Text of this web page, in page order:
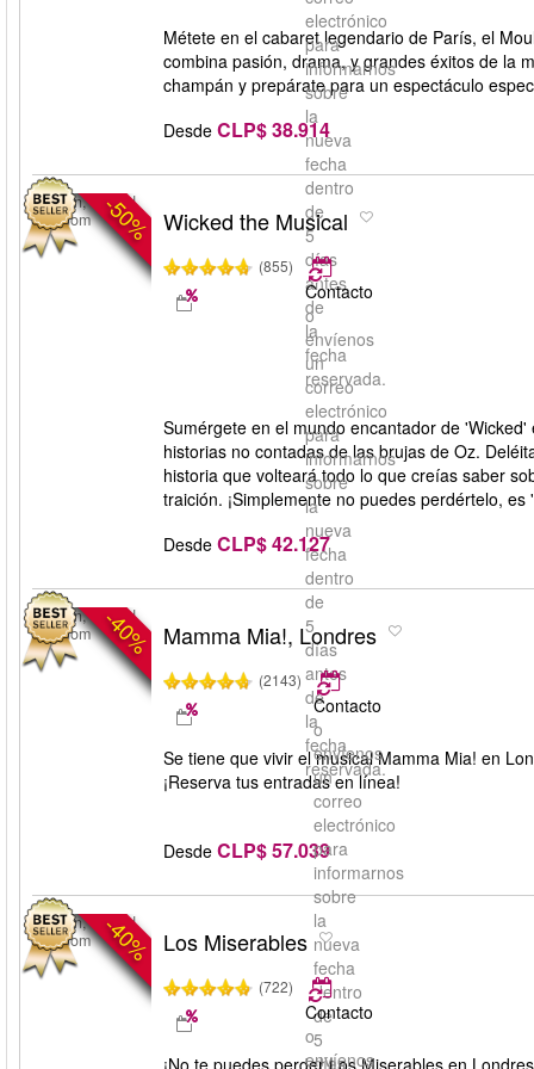
electrónico
para
informarnos
sobre
la
nueva
fecha
dentro
de
5
días
antes
de
la
fecha
reservada.
Métete en el cabaret legendario de París, el
combina pasión, drama, y grandes éxitos de la
champán y prepárate para un espectáculo
Desde CLP$ 38.914
-50%
London, United
Kingdom
Wicked the Musical
(855)
Contacto
o
envíenos
un
correo
electrónico
para
informarnos
sobre
la
nueva
fecha
dentro
de
5
días
antes
de
la
fecha
reservada.
Sumérgete en el mundo encantador de
historias no contadas de las brujas de Oz.
historia que volteará todo lo que creías saber
traición. ¡Simplemente no puedes perdértelo,
Desde CLP$ 42.127
-40%
London, United
Kingdom
Mamma Mia!, Londres
(2143)
Contacto
o
envíenos
un
correo
electrónico
para
informarnos
sobre
la
nueva
fecha
dentro
de
5
días
Se tiene que vivir el musical Mamma Mia! en
¡Reserva tus entradas en línea!
Desde CLP$ 57.039
-40%
London, United
Kingdom
Los Miserables
(722)
Contacto
o
envíenos
¡No te puedes perder Los Miserables en